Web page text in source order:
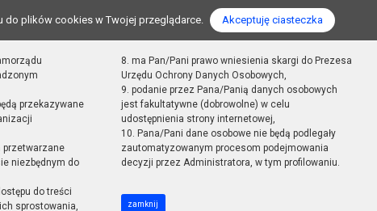
do plików cookies w Twojej przeglądarce. Akceptuję ciasteczka
przekazywane
przetwarzane
niezbędnym do
do treści
sprostowania,
8. ma Pan/Pani prawo wniesienia skargi do Prezesa
Urzędu Ochrony Danych Osobowych,
9. podanie przez Pana/Panią danych osobowych
jest fakultatywne (dobrowolne) w celu
udostępnienia strony internetowej,
10. Pana/Pani dane osobowe nie będą podlegały
zautomatyzowanym procesom podejmowania
decyzji przez Administratora, w tym profilowaniu.
zamknij